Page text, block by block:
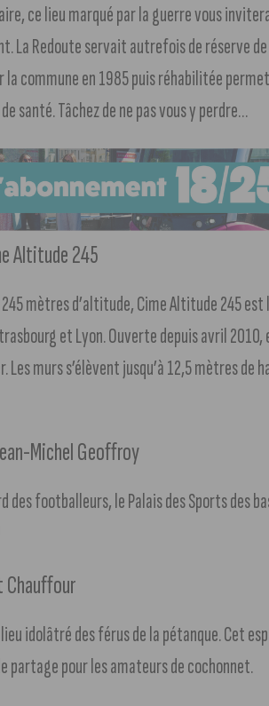
ce lieu marqué par la guerre vous
La Redoute servait autrefois de réserve
commune en 1985 puis réhabilitée
santé. Tâchez de ne pas vous y perdre…
Altitude 245
mètres d’altitude, Cime Altitude 245 est
et Lyon. Ouverte depuis avril
Les murs s’élèvent jusqu’à 12,5 mètres
Michel Geoffroy
des footballeurs, le Palais des Sports des
Chauffour
idolâtré des férus de la pétanque. Cet
partage pour les amateurs de cochonnet.